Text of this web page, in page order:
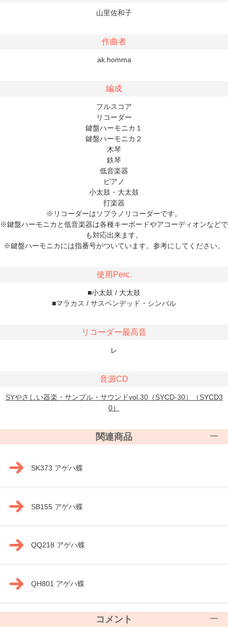
山里佐和子
作曲者
ak.homma
編成
フルスコア
リコーダー
鍵盤ハーモニカ１
鍵盤ハーモニカ２
木琴
鉄琴
低音楽器
ピアノ
小太鼓・大太鼓
打楽器
※リコーダーはソプラノリコーダーです。
※鍵盤ハーモニカと低音楽器は各種キーボードやアコーディオンなどで
も対応出来ます。
※鍵盤ハーモニカには指番号がついています。参考にしてください。
使用Perc.
■小太鼓 / 大太鼓
■マラカス / サスペンデッド・シンバル
リコーダー最高音
レ
音源CD
SYやさしい器楽・サンプル・サウンドvol.30（SYCD-30）（SYCD3
0）
関連商品
SK373 アゲハ蝶
SB155 アゲハ蝶
QQ218 アゲハ蝶
QH801 アゲハ蝶
コメント